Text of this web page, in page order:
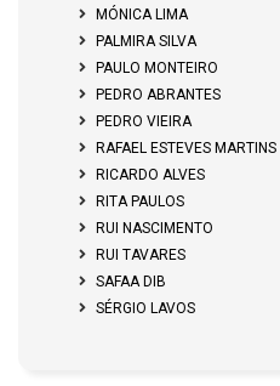
MÓNICA LIMA
PALMIRA SILVA
PAULO MONTEIRO
PEDRO ABRANTES
PEDRO VIEIRA
RAFAEL ESTEVES MARTINS
RICARDO ALVES
RITA PAULOS
RUI NASCIMENTO
RUI TAVARES
SAFAA DIB
SÉRGIO LAVOS